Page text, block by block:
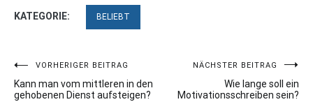
KATEGORIE: BELIEBT
Beitragsnavigation
VORHERIGER BEITRAG
Kann man vom mittleren in den
gehobenen Dienst aufsteigen?
NÄCHSTER BEITRAG
Wie lange soll ein
Motivationsschreiben sein?